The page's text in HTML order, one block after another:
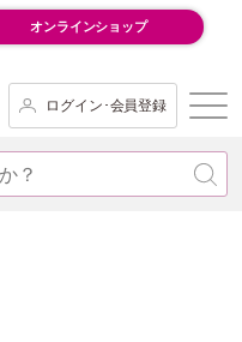
オンラインショップ
ログイン･会員登録